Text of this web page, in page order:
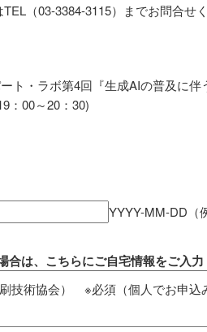
（03-3384-3115）までお問合せく
ト・ラボ第4回『生成AIの普及に
：00～20：30)
YYYY-MM-DD（
は、こちらにご自宅情報をご入力
技術協会） ※必須（個人でお申込